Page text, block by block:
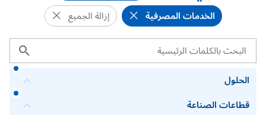
الخدمات المصرفية
إزالة الجميع
الحلول
قطاعات الصناعة